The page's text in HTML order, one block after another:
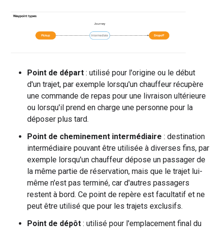
Point de départ : utilisé pour l'origine ou le début
d'un trajet, par exemple lorsqu'un chauffeur récupère
une commande de repas pour une livraison ultérieure
ou lorsqu'il prend en charge une personne pour la
déposer plus tard.
Point de cheminement intermédiaire : destination
intermédiaire pouvant être utilisée à diverses fins, par
exemple lorsqu'un chauffeur dépose un passager de
la même partie de réservation, mais que le trajet lui-
même n'est pas terminé, car d'autres passagers
restent à bord. Ce point de repère est facultatif et ne
peut être utilisé que pour les trajets exclusifs.
Point de dépôt : utilisé pour l'emplacement final du